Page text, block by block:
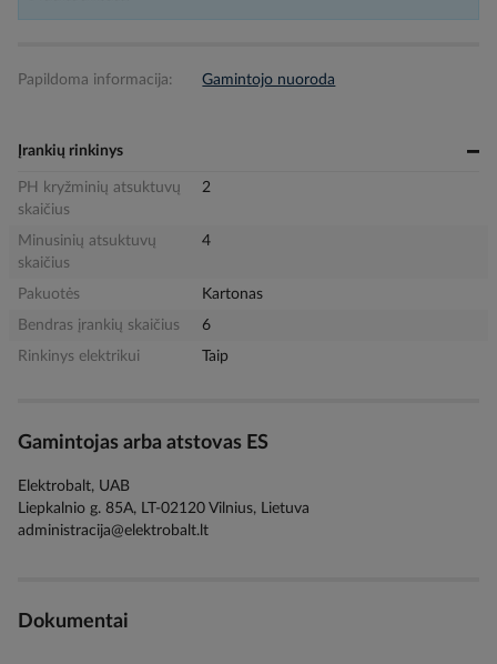
Papildoma informacija: Gamintojo nuoroda
Įrankių rinkinys
PH kryžminių atsuktuvų
skaičius
2
Minusinių atsuktuvų
skaičius
4
Pakuotės
Kartonas
Bendras įrankių skaičius
6
Rinkinys elektrikui
Taip
Gamintojas arba atstovas ES
Elektrobalt, UAB
Liepkalnio g. 85A, LT-02120 Vilnius, Lietuva
administracija@elektrobalt.lt
Dokumentai